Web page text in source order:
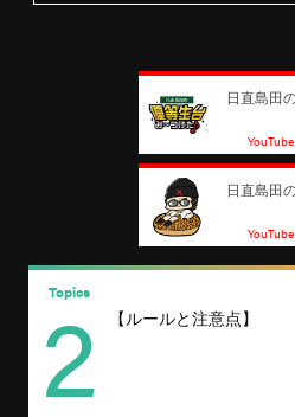
日直島田
日直島田
【ルールと注意点】
Topics
2